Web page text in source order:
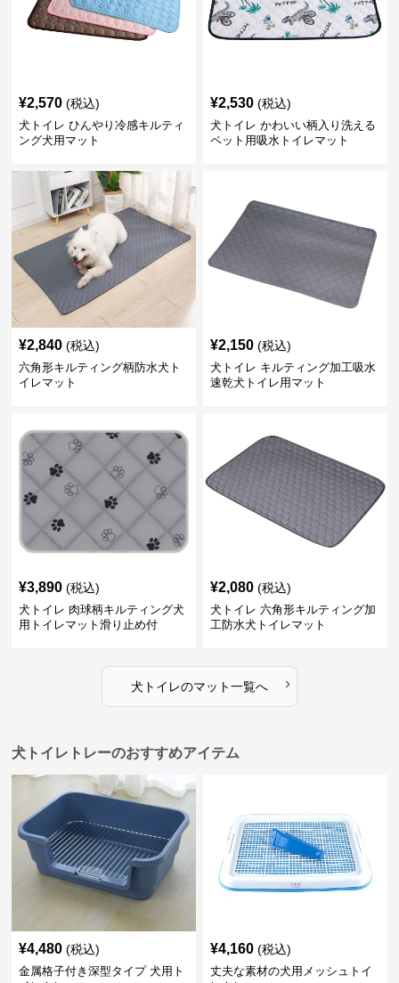
¥2,570 (税込)
犬トイレ ひんやり冷感キルティ
ング犬用マット
¥2,530 (税込)
犬トイレ かわいい柄入り洗える
ペット用吸水トイレマット
¥2,840 (税込)
六角形キルティング柄防水犬ト
イレマット
¥2,150 (税込)
犬トイレ キルティング加工吸水
速乾犬トイレ用マット
¥3,890 (税込)
犬トイレ 肉球柄キルティング犬
用トイレマット滑り止め付
¥2,080 (税込)
犬トイレ 六角形キルティング加
工防水犬トイレマット
犬トイレのマット一覧へ ›
犬トイレトレーのおすすめアイテム
¥4,480 (税込)
金属格子付き深型タイプ 犬用ト
¥4,160 (税込)
丈夫な素材の犬用メッシュトイ